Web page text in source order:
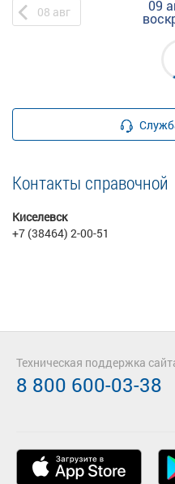
08 авг 09
Контакты справочной
Киселевск
+7 (38464) 2-00-51
Техническая поддержка
8 800 600-03-38